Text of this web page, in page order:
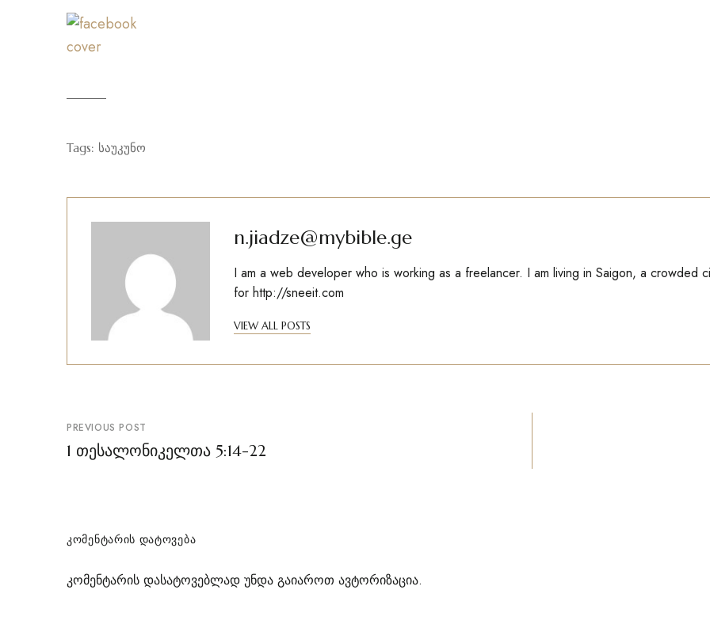
Tags: საუკუნო
n.jiadze@mybible.ge
I am a web developer who is working as a freelancer. I am living in Saigon, a crowded
for http://sneeit.com
VIEW ALL POSTS
პოსტის
ნავიგაცია
PREVIOUS POST
1 თესალონიკელთა 5:14-22
ᲙᲝᲛᲔᲜᲢᲐᲠᲘᲡ ᲓᲐᲢᲝᲕᲔᲑᲐ
კომენტარის დასატოვებლად უნდა გაიაროთ ავტორიზაცია.